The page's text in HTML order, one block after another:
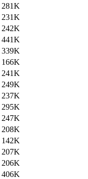
281K
231K
242K
441K
339K
166K
241K
249K
237K
295K
247K
208K
142K
207K
206K
406K